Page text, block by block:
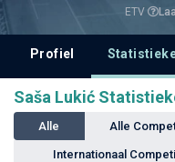
ETV
Profiel
Saša Lukić
Alle Alle
Internationaal